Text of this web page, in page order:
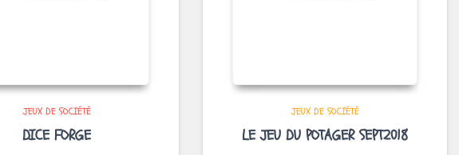
JEUX DE SOCIÉTÉ
DICE FORGE
JEUX DE SOCIÉTÉ
LE JEU DU POTAGER SEPT2018